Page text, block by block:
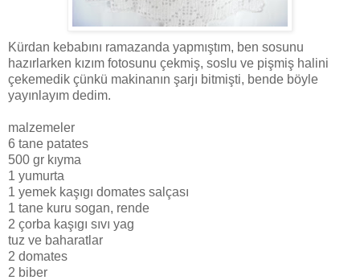
Kürdan kebabını ramazanda yapmıştım, ben sosunu
hazırlarken kızım fotosunu çekmiş, soslu ve pişmiş halini
çekemedik çünkü makinanın şarjı bitmişti, bende böyle
yayınlayım dedim.
malzemeler
6 tane patates
500 gr kıyma
1 yumurta
1 yemek kaşıgı domates salçası
1 tane kuru sogan, rende
2 çorba kaşıgı sıvı yag
tuz ve baharatlar
2 domates
2 biber